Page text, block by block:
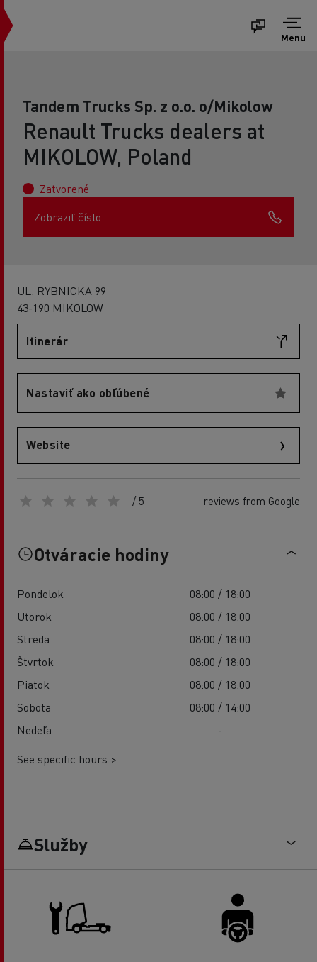
Menu
Tandem Trucks Sp. z o.o. o/Mikolow
Renault Trucks dealers at
MIKOLOW, Poland
Zatvorené
Zobraziť číslo
UL. RYBNICKA 99
43-190 MIKOLOW
Itinerár
Nastaviť ako obľúbené
Website
/ 5 reviews from Google
Otváracie hodiny
Pondelok
08:00 / 18:00
Utorok
08:00 / 18:00
Streda
08:00 / 18:00
Štvrtok
08:00 / 18:00
Piatok
08:00 / 18:00
Sobota
08:00 / 14:00
Nedeľa
-
See specific hours >
Služby